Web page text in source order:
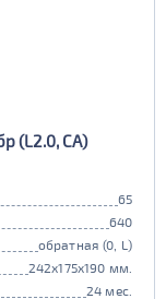
(L2.0, CA)
65
640
обратная (0, L)
242x175x190 мм.
24 мес.